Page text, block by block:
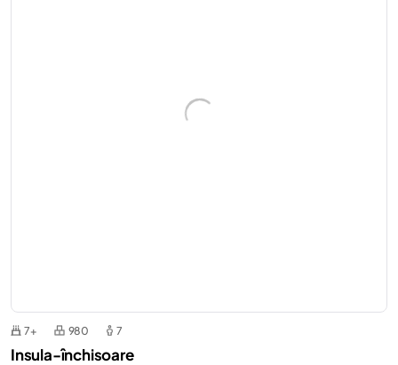
7+ 980 7
Insula-închisoare